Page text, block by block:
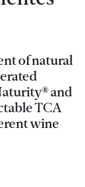
of natural
and
TCA
wine